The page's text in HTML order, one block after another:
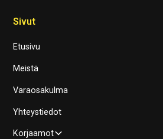
Sivut
Etusivu
Meistä
Varaosakulma
Yhteystiedot
Korjaamot